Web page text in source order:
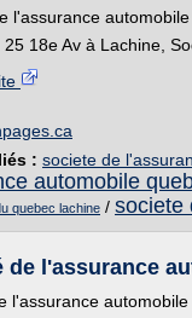
l'assurance
18e Av à Lachine,
: societe de
automobile
quebec lachine / societe
de l'assurance
l'assurance